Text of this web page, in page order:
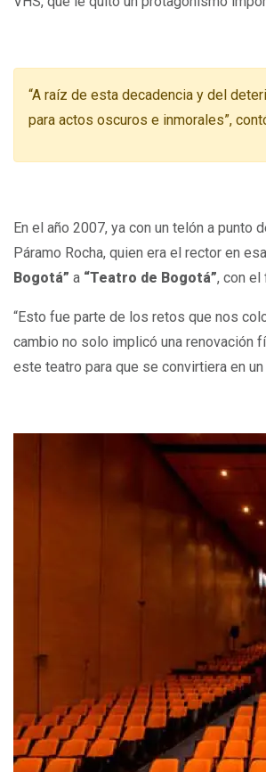
“A raíz de esta decadencia y del
para actos oscuros e inmorales”,
En el año 2007, ya con un telón a
Páramo Rocha, quien era el rector en
Bogotá” a “Teatro de Bogotá”, con el
“Esto fue parte de los retos que nos
cambio no solo implicó una renovación
este teatro para que se convirtiera en